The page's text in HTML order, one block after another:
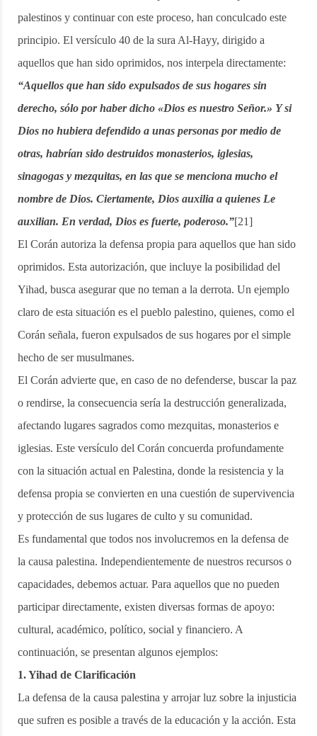
palestinos y continuar con este proceso, han conculcado este
principio. El versículo 40 de la sura Al-Hayy, dirigido a
aquellos que han sido oprimidos, nos interpela directamente:
“Aquellos que han sido expulsados de sus hogares sin
derecho, sólo por haber dicho «Dios es nuestro Señor.» Y si
Dios no hubiera defendido a unas personas por medio de
otras, habrían sido destruidos monasterios, iglesias,
sinagogas y mezquitas, en las que se menciona mucho el
nombre de Dios. Ciertamente, Dios auxilia a quienes Le
auxilian. En verdad, Dios es fuerte, poderoso.”[21]
El Corán autoriza la defensa propia para aquellos que han sido
oprimidos. Esta autorización, que incluye la posibilidad del
Yihad, busca asegurar que no teman a la derrota. Un ejemplo
claro de esta situación es el pueblo palestino, quienes, como el
Corán señala, fueron expulsados de sus hogares por el simple
hecho de ser musulmanes.
El Corán advierte que, en caso de no defenderse, buscar la paz
o rendirse, la consecuencia sería la destrucción generalizada,
afectando lugares sagrados como mezquitas, monasterios e
iglesias. Este versículo del Corán concuerda profundamente
con la situación actual en Palestina, donde la resistencia y la
defensa propia se convierten en una cuestión de supervivencia
y protección de sus lugares de culto y su comunidad.
Es fundamental que todos nos involucremos en la defensa de
la causa palestina. Independientemente de nuestros recursos o
capacidades, debemos actuar. Para aquellos que no pueden
participar directamente, existen diversas formas de apoyo:
cultural, académico, político, social y financiero. A
continuación, se presentan algunos ejemplos:
1. Yihad de Clarificación
La defensa de la causa palestina y arrojar luz sobre la injusticia
que sufren es posible a través de la educación y la acción. Esta